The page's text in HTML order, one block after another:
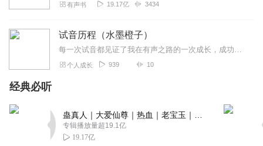
有声书 19.17亿 3434
试音历程（水墨橙子）
每一次试音都见证了我在有声之路的一次成长，成功也好，失败也罢，都是一次努力。因为喜欢，愿意尝试，无惧失败。因为喜欢，所以坚持，做到极致。
个人成长 939 10
经典必听
专辑播放量超19.1亿
19.17亿